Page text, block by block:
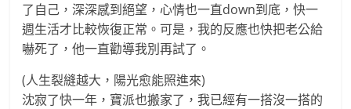
了自己，深深感到絕望，心情也一直down到底，快一
週生活才比較恢復正常。可是，我的反應也快把老公給
嚇死了，他一直勸導我別再試了。
(人生裂縫越大，陽光愈能照進來)
沈寂了快一年，寶派也搬家了，我已經有一搭沒一搭的